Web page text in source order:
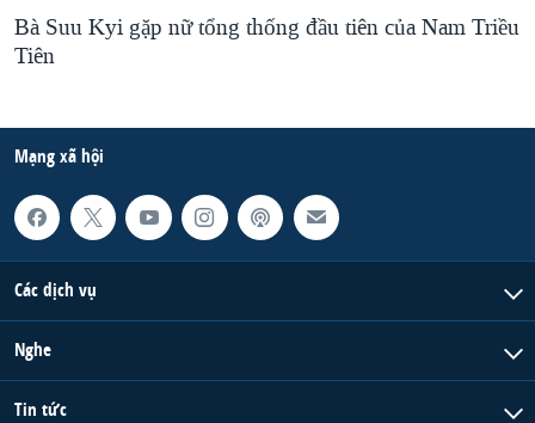
Bà Suu Kyi gặp nữ tổng thống đầu tiên của Nam Triều
Tiên
Mạng xã hội
Các dịch vụ
Nghe
Tin tức